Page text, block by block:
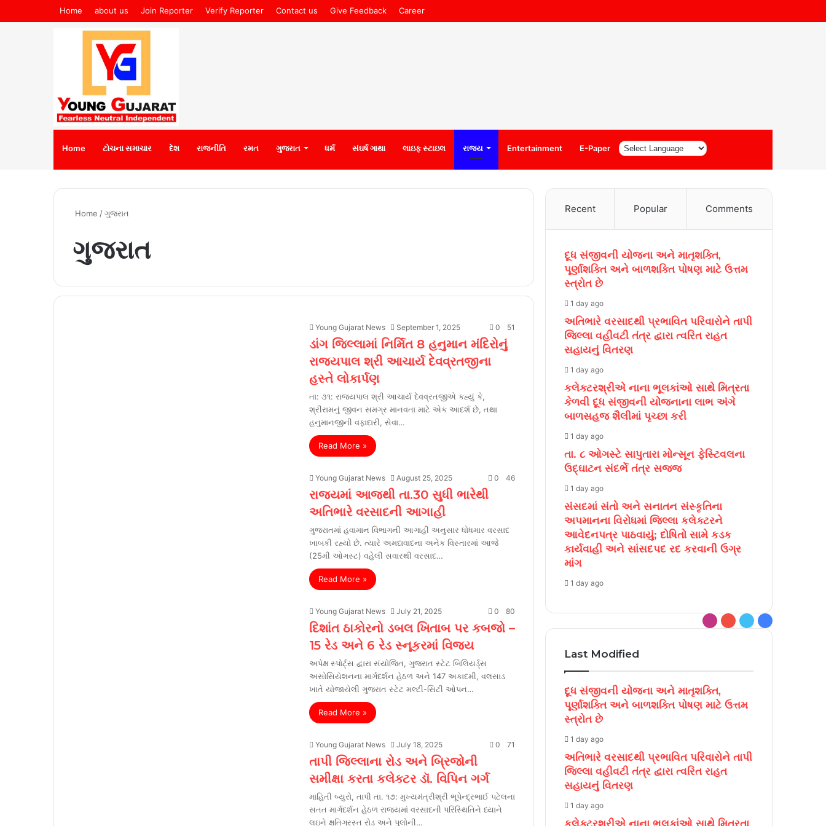
Home about us Join Reporter Verify Reporter Contact us Give Feedback Career
Home ટોચના સમાચાર દેશ રાજનીતિ રમત ગુજરાત ધર્મ સંઘર્ષ ગાથા લાઇફ સ્ટાઇલ રાજ્ય Entertainment E-Paper
Home /ગુજરાત
ગુજરાત
Young Gujarat News September 1, 2025 0 51
ડાંગ જિલ્લામાં નિર્મિત 8 હનુમાન મંદિરોનું
રાજ્યપાલ શ્રી આચાર્ય દેવવ્રતજીના
હસ્તે લોકાર્પણ
તા: ૩૧: રાજ્યપાલ શ્રી આચાર્ય દેવવ્રતજીએ કહ્યું કે,
શ્રીરામનું જીવન સમગ્ર માનવતા માટે એક આદર્શ છે, તથા
હનુમાનજીની વફાદારી, સેવા…
Read More »
Young Gujarat News August 25, 2025 0 46
રાજ્યમાં આજથી તા.30 સુધી ભારેથી
અતિભારે વરસાદની આગાહી
ગુજરાતમાં હવામાન વિભાગની આગાહી અનુસાર ધોધમાર વરસાદ
ખાબકી રહ્યો છે. ત્યારે અમદાવાદના અનેક વિસ્તારમાં આજે
(25મી ઓગસ્ટ) વહેલી સવારથી વરસાદ…
Read More »
Young Gujarat News July 21, 2025 0 80
દિશાંત ઠાકોરનો ડબલ ખિતાબ પર કબજો –
15 રેડ અને 6 રેડ સ્નૂકરમાં વિજય
અપેક્ષ સ્પોર્ટ્સ દ્વારા સંયોજિત, ગુજરાત સ્ટેટ બિલિયર્ડ્સ
અસોસિયેશનના માર્ગદર્શન હેઠળ અને 147 અકાદમી, વલસાડ
ખાતે યોજાયેલી ગુજરાત સ્ટેટ મલ્ટી-સિટી ઓપન…
Read More »
Young Gujarat News July 18, 2025 0 71
તાપી જિલ્લાના રોડ અને બ્રિજોની
સમીક્ષા કરતા કલેક્ટર ડૉ. વિપિન ગર્ગ
માહિતી બ્યુરો, તાપી તા. ૧૭: મુખ્યમંત્રીશ્રી ભૂપેન્દ્રભાઈ પટેલના
સતત માર્ગદર્શન હેઠળ રાજ્યમાં વરસાદની પરિસ્થિતિને ધ્યાને
લઇને ક્ષતિગ્રસ્ત રોડ અને પુલોની…
Recent Popular Comments
દૂધ સંજીવની યોજના અને માતૃશક્તિ,
પૂર્ણાશક્તિ અને બાળશક્તિ પોષણ માટે ઉત્તમ
સ્ત્રોત છે
1 day ago
અતિભારે વરસાદથી પ્રભાવિત પરિવારોને તાપી
જિલ્લા વહીવટી તંત્ર દ્વારા ત્વરિત રાહત
સહાયનું વિતરણ
1 day ago
કલેક્ટરશ્રીએ નાના ભૂલકાંઓ સાથે મિત્રતા
કેળવી દૂધ સંજીવની યોજનાના લાભ અંગે
બાળસહજ શૈલીમાં પૃચ્છા કરી
1 day ago
તા. ૮ ઓગસ્ટે સાપુતારા મોન્સૂન ફેસ્ટિવલના
ઉદ્ઘાટન સંદર્ભે તંત્ર સજ્જ
1 day ago
સંસદમાં સંતો અને સનાતન સંસ્કૃતિના
અપમાનના વિરોધમાં જિલ્લા કલેક્ટરને
આવેદનપત્ર પાઠવાયું; દોષિતો સામે કડક
કાર્યવાહી અને સાંસદપદ રદ કરવાની ઉગ્ર
માંગ
1 day ago
Facebook
Twitter
YouTube
Instagram
Last Modified
દૂધ સંજીવની યોજના અને માતૃશક્તિ,
પૂર્ણાશક્તિ અને બાળશક્તિ પોષણ માટે ઉત્તમ
સ્ત્રોત છે
1 day ago
અતિભારે વરસાદથી પ્રભાવિત પરિવારોને તાપી
જિલ્લા વહીવટી તંત્ર દ્વારા ત્વરિત રાહત
સહાયનું વિતરણ
1 day ago
કલેક્ટરશ્રીએ નાના ભૂલકાંઓ સાથે મિત્રતા